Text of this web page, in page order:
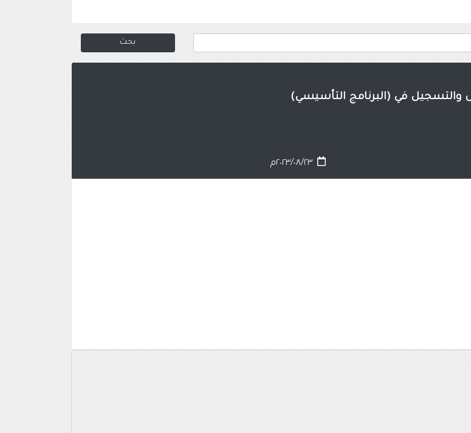
والتسجيل في (البرنامج التأسيسي)
٢٠٢٣/٠٨/٢٣م